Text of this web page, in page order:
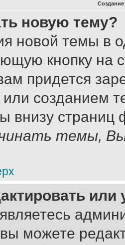
новую тему?
новой темы в
кнопку
придется
созданием
внизу
темы,
можете